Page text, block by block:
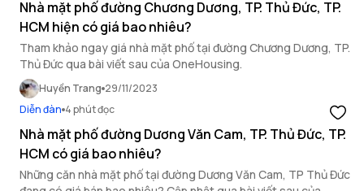
Nhà mặt phố đường Chương Dương, TP. Thủ Đức, TP.
HCM hiện có giá bao nhiêu?
Tham khảo ngay giá nhà mặt phố tại đường Chương Dương, TP.
Thủ Đức qua bài viết sau của OneHousing.
Huyền Trang 29/11/2023
Diễn đàn 4 phút đọc
Nhà mặt phố đường Dương Văn Cam, TP. Thủ Đức, TP.
HCM có giá bao nhiêu?
Những căn nhà mặt phố tại đường Dương Văn Cam, TP Thủ Đức